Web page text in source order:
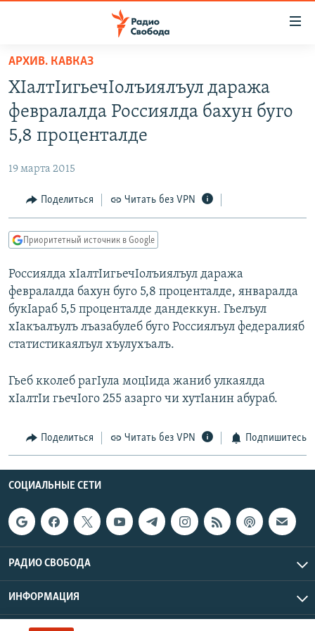
упрощенного
доступа
Вернуться
основному
Вернутся
Вернутся
поиску
ПОДКАСТЫ
АВТОРСКИЕ ПРОЕКТЫ
МНЕНИЯ
КУЛЬТУРА
КАВКАЗ.РЕАЛИИ
СЕВЕР.РЕАЛИИ
СИБИРЬ.РЕАЛИИ
РАСПИСАНИЕ ВЕЩАНИЯ
ПОДПИШИТЕСЬ НА РАССЫЛКУ
СОЦИАЛЬНЫЕ СЕТИ
Все сайты РСЕ/РС
АРХИВ. КАВКАЗ
ХIалтIигьечIолъиялъул даража
февралалда Россиялда бахун буго
5,8 проценталде
19 марта 2015
Поделиться Читать без VPN
Приоритетный источник в Google
Россиялда хIалтIигьечIолъиялъул даража
февралалда бахун буго 5,8 проценталде, январалда
букIараб 5,5 проценталде дандеккун. Гьелъул
хIакъалъулъ лъазабулеб буго Россиялъул федералияб
статистикаялъул хъулухъалъ.
Гьеб кколеб рагIула моцIида жаниб улкаялда
хIалтIи гьечIого 255 азарго чи хутIанин абураб.
Поделиться Читать без VPN Подпишитесь
СОЦИАЛЬНЫЕ СЕТИ
РАДИО СВОБОДА
ИНФОРМАЦИЯ